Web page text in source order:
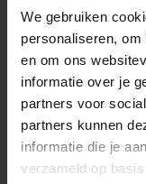
We gebruiken
personaliseren,
en om ons
informatie over je
partners voor
partners kunnen
informatie die je
verzameld op
Jarenlang zorgeloos
constructieservice
service) bij je bank.
MOGELIJKHEDEN
KENMERKEN
SAV & ØKSE